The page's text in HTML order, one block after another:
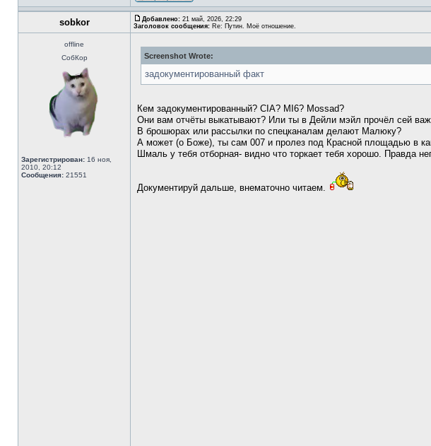
sobkor Добавлено: 21 май, 2026, 22:29
Заголовок сообщения: Re: Путин. Моё отношение.
offline
СобКор
Зарегистрирован: 16 ноя,
2010, 20:12
Сообщения: 21551
Screenshot Wrote:
задокументированный факт
Кем задокументированный? CIA? MI6? Mossad?
Они вам отчёты выкатывают? Или ты в Дейли мэйл прочёл сей
В брошюрах или рассылки по спецканалам делают Малюку?
А может (о Боже), ты сам 007 и пролез под Красной площадью в
Шмаль у тебя отборная- видно что торкает тебя хорошо. Правда
Документируй дальше, внематочно читаем.